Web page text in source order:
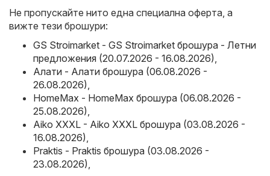
Не пропускайте нито една специална оферта, а
вижте тези брошури:
GS Stroimarket - GS Stroimarket брошура - Летни
предложения (20.07.2026 - 16.08.2026)
Алати - Алати брошура (06.08.2026 -
26.08.2026)
HomeMax - HomeMax брошура (06.08.2026 -
25.08.2026)
Aiko XXXL - Aiko XXXL брошура (03.08.2026 -
16.08.2026)
Praktis - Praktis брошура (03.08.2026 -
23.08.2026)